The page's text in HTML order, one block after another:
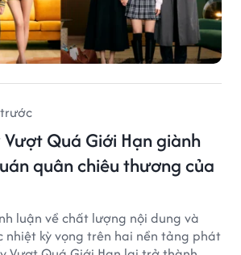
Quá Giới Hạn giành
quân chiêu thương của
luận về chất lượng nội dung và
nhiệt kỳ vọng trên hai nền tảng phát